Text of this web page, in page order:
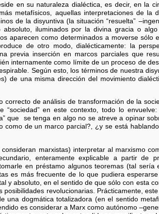
en su naturaleza dialéctica, es decir, en la
metafísicos, aquellas interpretaciones de la
de la disyuntiva (la situación “resuelta”
iluminados por la divina gracia o
aparecen como determinados a moverse sólo
de otro modo, dialécticamente: la
previa inserción en marcos parciales que
internamente como límite de un proceso de
Según esto, los términos de nuestra
de una misma dirección del movimiento
correcto de análisis de transformación de la
en este contexto, todo lo envuelve:
que se tenga en algo no se atreve a opinar
de un marco parcial?, ¿y se está
marxistas) interpretar al marxismo
enteramente explicable a partir de
en préstamo algunos teoremas (tal sería
es más frecuente de lo que pudiera
y absoluto, en el sentido de que sólo con esta
revolucionarias. Prácticamente,
una dogmática totalizadora (en el sentido
es considerar a Marx como autónomo